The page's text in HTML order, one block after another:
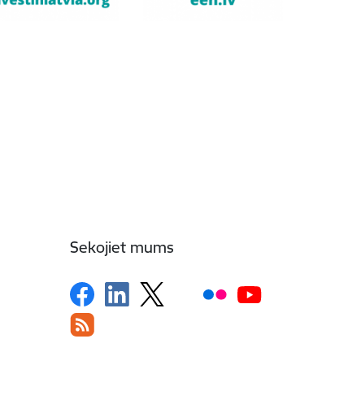
Sekojiet mums